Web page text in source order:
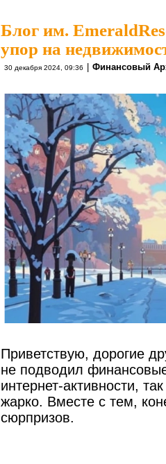
Блог им.
упор на
30 декабря 2024, 09:36 Финансовый
Приветствую, дорогие
не подводил
интернет-активности,
жарко. Вместе с тем,
сюрпризов.